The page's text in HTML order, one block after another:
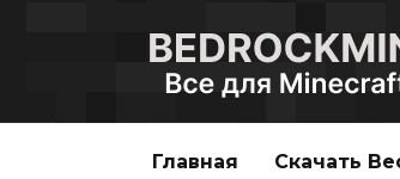
Главная Скачать